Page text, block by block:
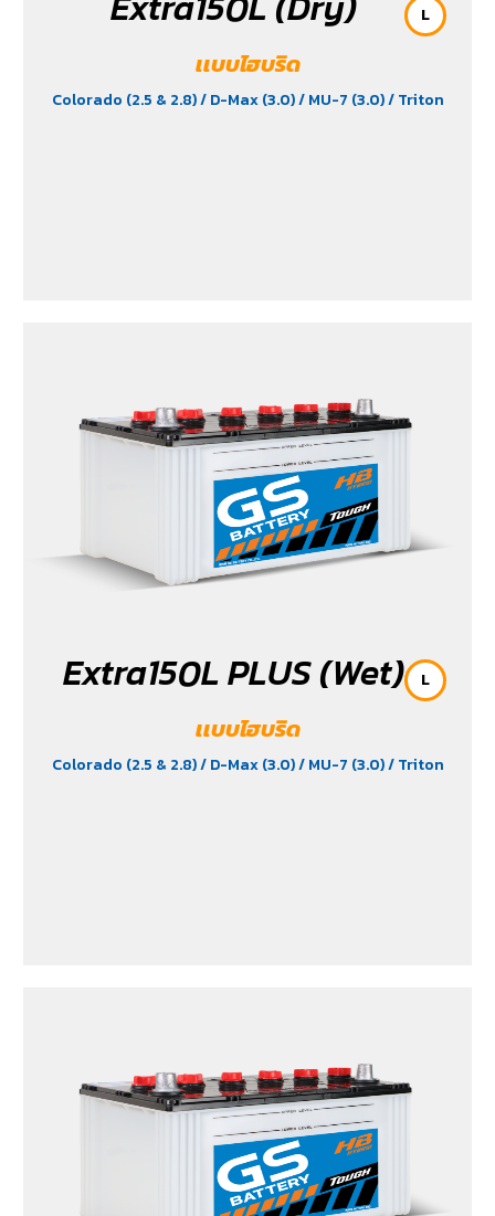
เเบบไฮบริด
Colorado (2.5 & 2.8)/ D-Max (3.0)/ MU-7 (3.0)/ Triton
L
Extra150L PLUS (Wet)
เเบบไฮบริด
Colorado (2.5 & 2.8)/ D-Max (3.0)/ MU-7 (3.0)/ Triton
L